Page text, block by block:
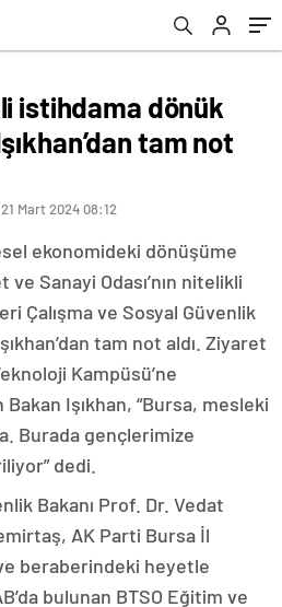
istihdama dönük
tam not
21 Mart 2024 08:12
ekonomideki dönüşüme
Sanayi Odası’nın nitelikli
Çalışma ve Sosyal Güvenlik
tam not aldı. Ziyaret
Kampüsü’ne
Bakan Işıkhan, “Bursa, mesleki
Burada gençlerimize
dedi.
Bakanı Prof. Dr. Vedat
AK Parti Bursa İl
beraberindeki heyetle
bulunan BTSO Eğitim ve